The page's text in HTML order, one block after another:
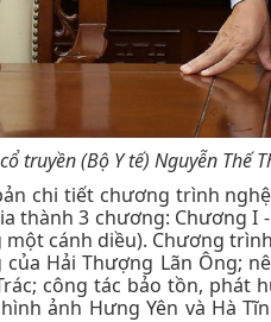
truyền (Bộ Y tế) Nguyễn Thế
chi tiết chương trình
thành 3 chương: Chương I
cánh diều). Chương
Hải Thượng Lãn Ông;
công tác bảo tồn, phát
ảnh Hưng Yên và Hà